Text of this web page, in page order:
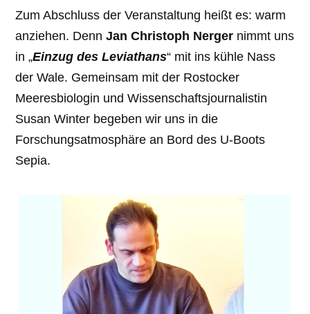
Zum Abschluss der Veranstaltung heißt es: warm
anziehen. DennJan Christoph Nerger nimmt uns
in „Einzug des Leviathans“ mit ins kühle Nass
der Wale. Gemeinsam mit der Rostocker
Meeresbiologin und Wissenschaftsjournalistin
Susan Winter begeben wir uns in die
Forschungsatmosphäre an Bord des U-Boots
Sepia.